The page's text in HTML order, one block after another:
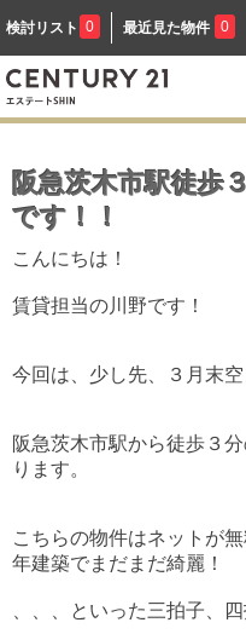
検討リスト 0 最近見た物件 0
阪急茨木市駅徒歩
です！！
こんにちは！
賃貸担当の川野です！
今回は、少し先、３月末
阪急茨木市駅から徒歩３
ります。
こちらの物件はネットが
年建築でまだまだ綺麗！
、、、といった三拍子、